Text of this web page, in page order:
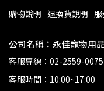
購物說明 退換貨說明
公司名稱：永佳寵物用
客服專線：02-2559-0075
客服時間：10:00~17:00